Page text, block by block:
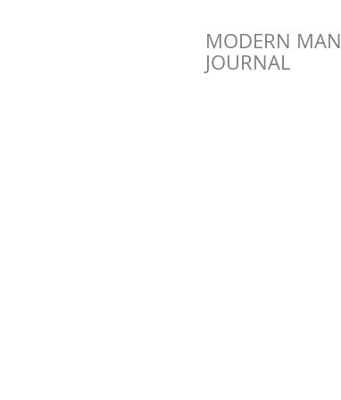
MODERN MAN
JOURNAL